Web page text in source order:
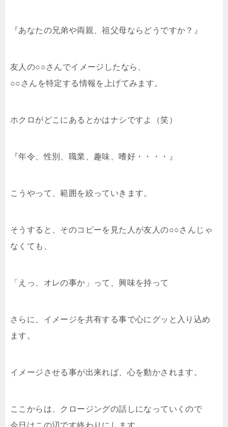
『あなたの兄弟や両親、祖父母ならどうですか？』
友人の○○さんでイメージしたなら、
○○さんを特定する情報を上げてみます。
ホクロがどこにあるとかはナシですよ（笑）
『年令、性別、職業、趣味、嗜好・・・・』
こうやって、範囲を絞っていきます。
そうすると、そのコピーを見た人が友人の○○さんじゃ
なくても、
「えっ、オレの事か」って、興味を持って
さらに、イメージを共有する事で心にグッと入り込め
ます。
イメージさせる事が出来れば、心を動かされます。
ここからは、クロージングの話しになっていくので
今日はこの辺です終わりにします。